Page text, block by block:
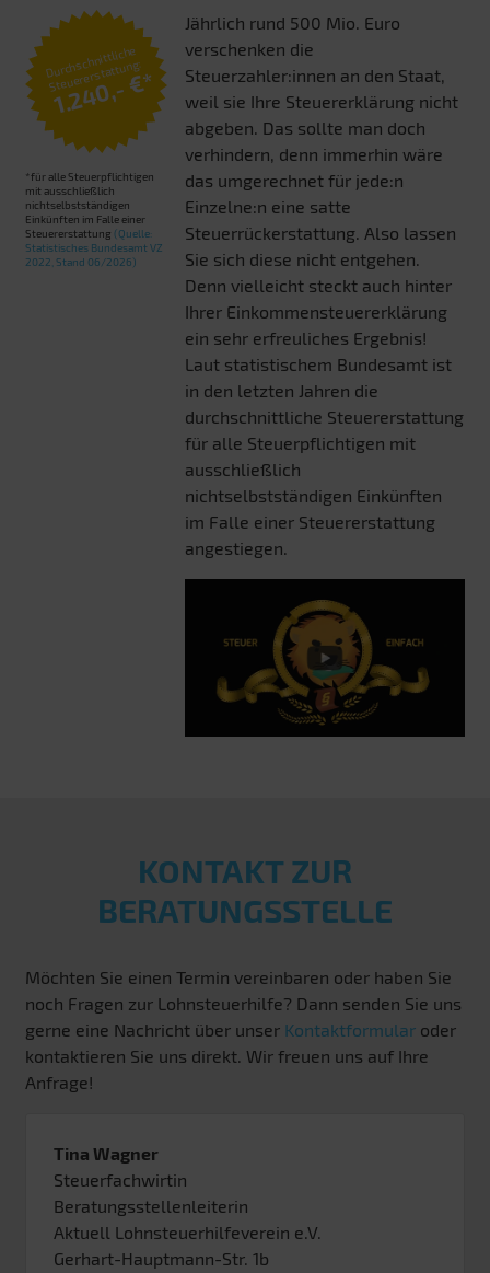
Durchschnittliche
Steuererstattung:
1.240,- €*
*für alle Steuerpflichtigen
mit ausschließlich
nichtselbstständigen
Einkünften im Falle einer
Steuererstattung (Quelle:
Statistisches Bundesamt VZ
2022, Stand 06/2026)
Jährlich rund 500 Mio. Euro
verschenken die
Steuerzahler:innen an den Staat,
weil sie Ihre Steuererklärung nicht
abgeben. Das sollte man doch
verhindern, denn immerhin wäre
das umgerechnet für jede:n
Einzelne:n eine satte
Steuerrückerstattung. Also lassen
Sie sich diese nicht entgehen.
Denn vielleicht steckt auch hinter
Ihrer Einkommensteuererklärung
ein sehr erfreuliches Ergebnis!
Laut statistischem Bundesamt ist
in den letzten Jahren die
durchschnittliche Steuererstattung
für alle Steuerpflichtigen mit
ausschließlich
nichtselbstständigen Einkünften
im Falle einer Steuererstattung
angestiegen.
KONTAKT ZUR
BERATUNGSSTELLE
Möchten Sie einen Termin vereinbaren oder haben Sie
noch Fragen zur Lohnsteuerhilfe? Dann senden Sie uns
gerne eine Nachricht über unser Kontaktformular oder
kontaktieren Sie uns direkt. Wir freuen uns auf Ihre
Anfrage!
Tina Wagner
Steuerfachwirtin
Beratungsstellenleiterin
Aktuell Lohnsteuerhilfeverein e.V.
Gerhart-Hauptmann-Str. 1b